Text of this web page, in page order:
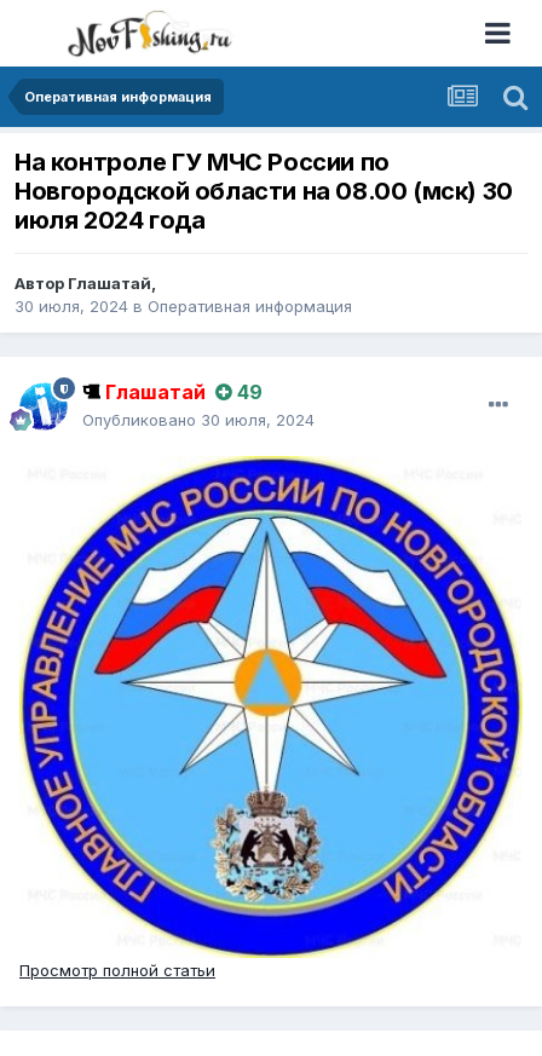
Оперативная информация
На контроле ГУ МЧС России по
Новгородской области на 08.00 (мск) 30
июля 2024 года
Автор Глашатай,
30 июля, 2024 в Оперативная информация
Глашатай 49
Опубликовано 30 июля, 2024
Просмотр полной статьи